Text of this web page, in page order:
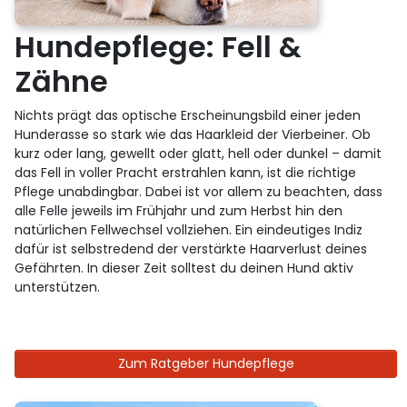
Hundepflege: Fell &
Zähne
Nichts prägt das optische Erscheinungsbild einer jeden
Hunderasse so stark wie das Haarkleid der Vierbeiner. Ob
kurz oder lang, gewellt oder glatt, hell oder dunkel – damit
das Fell in voller Pracht erstrahlen kann, ist die richtige
Pflege unabdingbar. Dabei ist vor allem zu beachten, dass
alle Felle jeweils im Frühjahr und zum Herbst hin den
natürlichen Fellwechsel vollziehen. Ein eindeutiges Indiz
dafür ist selbstredend der verstärkte Haarverlust deines
Gefährten. In dieser Zeit solltest du deinen Hund aktiv
unterstützen.
Zum Ratgeber Hundepflege